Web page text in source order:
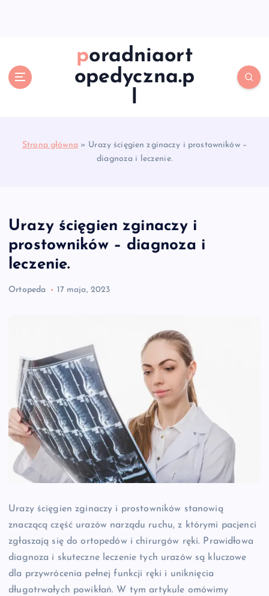
poradniaort
opedyczna.p
l
Strona główna » Urazy ścięgien zginaczy i prostowników –
diagnoza i leczenie.
Urazy ścięgien zginaczy i
prostowników – diagnoza i
leczenie.
Ortopeda 17 maja, 2023
Urazy ścięgien zginaczy i prostowników stanowią
znaczącą część urazów narządu ruchu, z którymi pacjenci
zgłaszają się do ortopedów i chirurgów ręki. Prawidłowa
diagnoza i skuteczne leczenie tych urazów są kluczowe
dla przywrócenia pełnej funkcji ręki i uniknięcia
długotrwałych powikłań. W tym artykule omówimy